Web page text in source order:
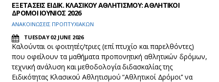
ΕΞΕΤΑΣΕΙΣ ΕΙΔΙΚ. ΚΛΑΣΙΚΟΥ ΑΘΛΗΤΙΣΜΟΥ: ΑΘΛΗΤΙΚΟΙ
ΔΡΟΜΟΙ ΙΟΥΝΙΟΣ 2026
ΑΝΑΚΟΙΝΩΣΕΙΣ ΠΡΟΠΤΥΧΙΑΚΩΝ
TUESDAY 02 JUNE 2026
Καλούνται οι φοιτητές/τριες (επί πτυχίο και παρελθόντες)
που οφείλουν τα μαθήματα προπονητική αθλητικών δρόμων,
τεχνική ανάλυση και μεθοδολογία διδασκαλίας της
Ειδικότητας Κλασικού Αθλητισμού “Αθλητικοί Δρόμοι’’ να